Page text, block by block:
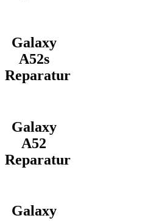
Galaxy
A52s
Reparatur
Galaxy
A52
Reparatur
Galaxy